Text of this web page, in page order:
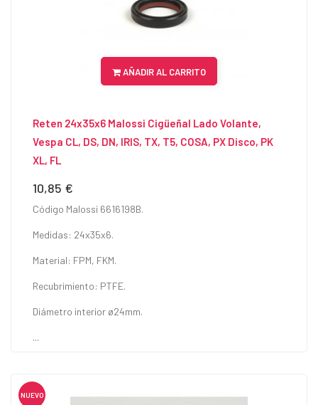
AÑADIR AL CARRITO
Reten 24x35x6 Malossi Cigüeñal Lado Volante,
Vespa CL, DS, DN, IRIS, TX, T5, COSA, PX Disco, PK
XL, FL
Precio
10,85 €
Código Malossi 6616198B.
Medidas: 24x35x6.
Material: FPM, FKM.
Recubrimiento: PTFE.
Diámetro interior ø24mm.
...
NUEVO